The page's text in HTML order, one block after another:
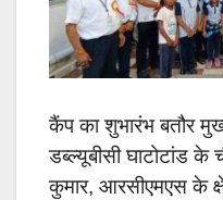
कैंप का शुभारंभ बतौर
डब्ल्यूबीसी घाटोटांड
कुमार, आरसीएमएस के